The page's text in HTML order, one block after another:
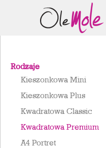
Rodzaje
Kieszonkowa Mini
Kieszonkowa Plus
Kwadratowa Classic
Kwadratowa Premium
A4 Portret